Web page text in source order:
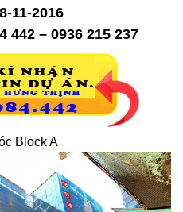
11-2016
442 – 0936 215 237
Block A